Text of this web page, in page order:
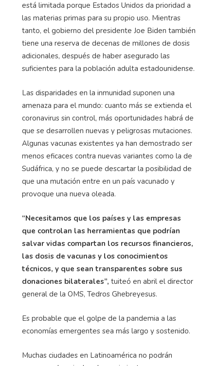
está limitada porque Estados Unidos da prioridad a
las materias primas para su propio uso. Mientras
tanto, el gobierno del presidente Joe Biden también
tiene una reserva de decenas de millones de dosis
adicionales, después de haber asegurado las
suficientes para la población adulta estadounidense.
Las disparidades en la inmunidad suponen una
amenaza para el mundo: cuanto más se extienda el
coronavirus sin control, más oportunidades habrá de
que se desarrollen nuevas y peligrosas mutaciones.
Algunas vacunas existentes ya han demostrado ser
menos eficaces contra nuevas variantes como la de
Sudáfrica, y no se puede descartar la posibilidad de
que una mutación entre en un país vacunado y
provoque una nueva oleada.
“Necesitamos que los países y las empresas
que controlan las herramientas que podrían
salvar vidas compartan los recursos financieros,
las dosis de vacunas y los conocimientos
técnicos, y que sean transparentes sobre sus
donaciones bilaterales”, tuiteó en abril el director
general de la OMS, Tedros Ghebreyesus.
Es probable que el golpe de la pandemia a las
economías emergentes sea más largo y sostenido.
Muchas ciudades en Latinoamérica no podrán